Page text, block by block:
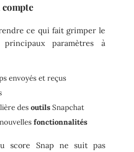
ce qui fait grimper le
paramètres à
envoyés et reçus
desoutils Snapchat
fonctionnalités
score Snap ne suit pas